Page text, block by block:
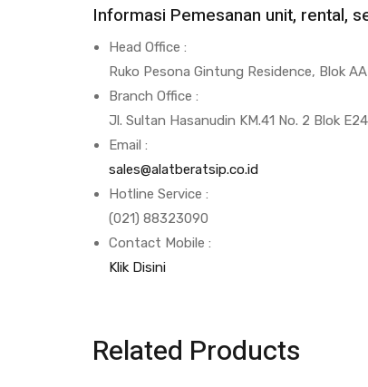
Informasi Pemesanan unit, rental,
Head Office :
Ruko Pesona Gintung Residence, Blok
Branch Office :
Jl. Sultan Hasanudin KM.41 No. 2 Blok
Email :
sales@alatberatsip.co.id
Hotline Service :
(021) 88323090
Contact Mobile :
Klik Disini
Related Products